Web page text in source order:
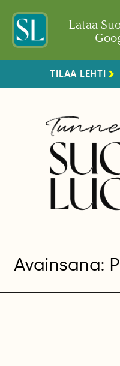
Lataa
TILAA LEHTI
Avainsana: